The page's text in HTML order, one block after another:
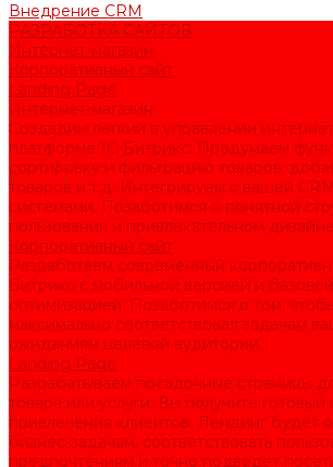
Внедрение CRM
РАЗРАБОТКА САЙТОВ
Интернет-магазин
Корпоративный сайт
Landing Page
Интернет-магазин
Создадим легкий в управлении
платформе 1С-Битрикс. Продумаем
сортировку и фильтрацию товаров,
товаров и т.д. Интегрируем с вашей
системами. Позаботимся о понятной
пользования и привлекательном
Корпоративный сайт
Разработаем современный
Битрикс с мобильной версией и
оптимизацией. Позаботимся о том,
максимально соответствовал задачам
ожиданиям целевой аудитории.
Landing Page
Разрабатываем посадочные страницы
товара или услуги. Вы получите готовый
привлечения клиентов. Лендинг будет
бизнес-задачам, соответствовать
предпочтениям и точно подведет